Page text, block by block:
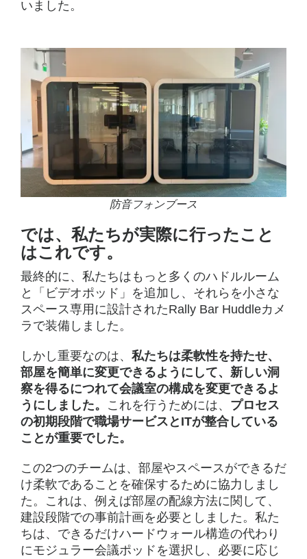
いました。
防音フォンブース
では、私たちが実際に行ったこと
はこれです。
最終的に、私たちはもっと多くのハドルルーム
と「ビデオポッド」を追加し、それらを小さな
スペース専用に設計されたRally Bar Huddleカメ
ラで装備しました。
しかし重要なのは、 私たちは柔軟性を持たせ、
部屋を簡単に変更できるようにして、新しい洞
察を得るにつれて会議室の構成を変更できるよ
うにしました。 これを行うためには、 プロセス
の初期段階で職場サービスとITが整合している
ことが重要でした。
この2つのチームは、部屋やスペースができるだ
け柔軟であることを確保するために協力しまし
た。これは、例えば部屋の配線方法に関して、
建設段階での事前計画を必要としました。私た
ちは、できるだけハードウォール構造の代わり
にモジュラー会議ポッドを選択し、必要に応じ